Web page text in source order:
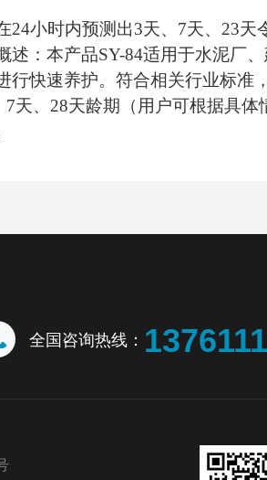
24小时内预测出3天、 7天、 23天
述：本产品SY-84适用于水泥厂
行快速养护。符合相关行业标准
7天、 28天龄期 （ 用户可根据具体
全国咨询热线：